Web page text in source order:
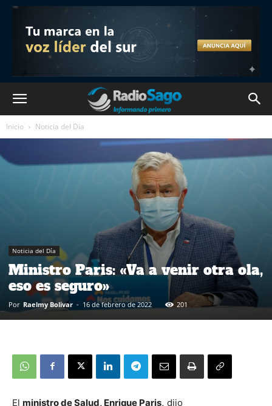
Inicio Noticia del Día
Noticia del Día
Ministro Paris: «Va a venir otra ola,
eso es seguro»
Por Raelmy Bolivar - 16 de febrero de 2022 201
El ministro de Salud, Enrique Paris, dijo